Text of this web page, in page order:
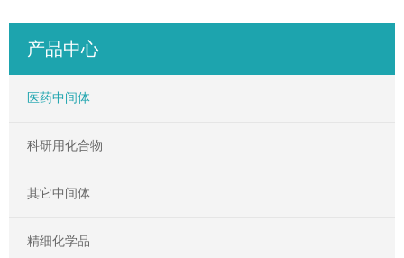
产品中心
医药中间体
科研用化合物
其它中间体
精细化学品